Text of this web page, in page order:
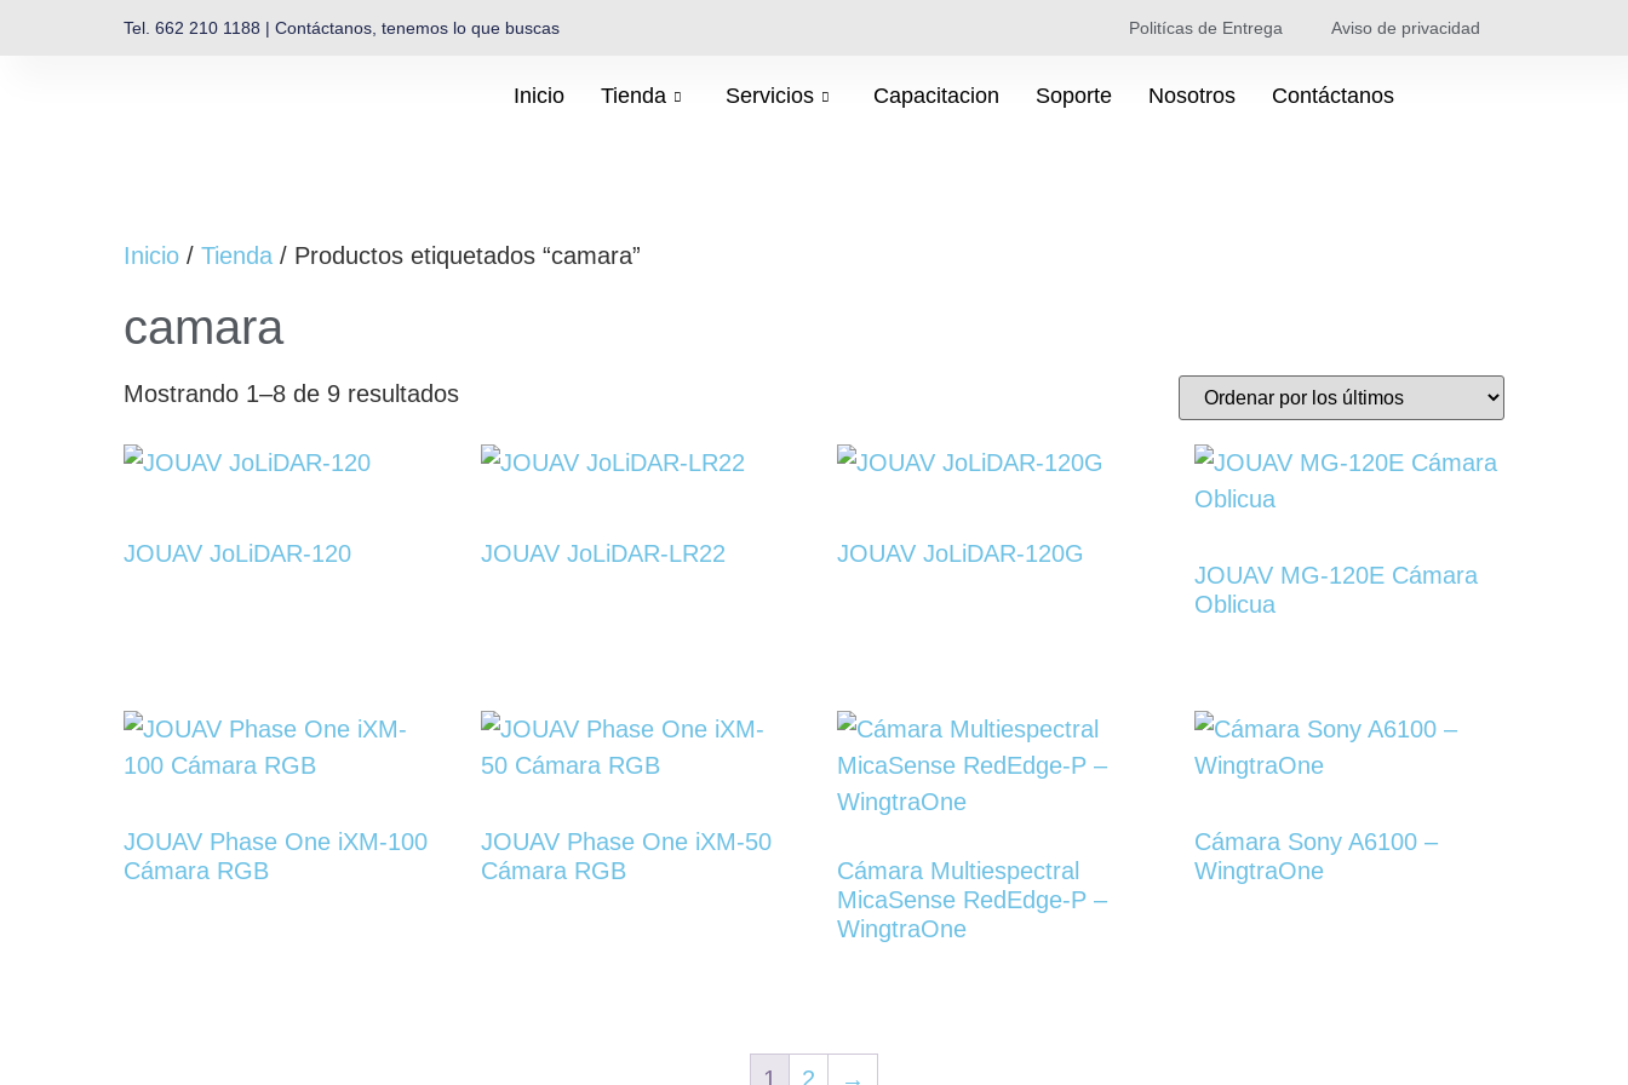
Tel. 662 210 1188 | Contáctanos, tenemos lo que buscas Politícas de Entrega Aviso de privacidad
Inicio Tienda Servicios Capacitacion Soporte Nosotros Contáctanos
Inicio / Tienda / Productos etiquetados “camara”
camara
Mostrando 1–8 de 9 resultados
JOUAV JoLiDAR-120 JOUAV JoLiDAR-LR22
JOUAV JoLiDAR-120G
JOUAV MG-120E Cámara
Oblicua
JOUAV Phase One iXM-100
Cámara RGB
JOUAV Phase One iXM-50
Cámara RGB
Cámara Multiespectral
MicaSense RedEdge-P –
WingtraOne
Cámara Sony A6100 –
WingtraOne
1 2 →